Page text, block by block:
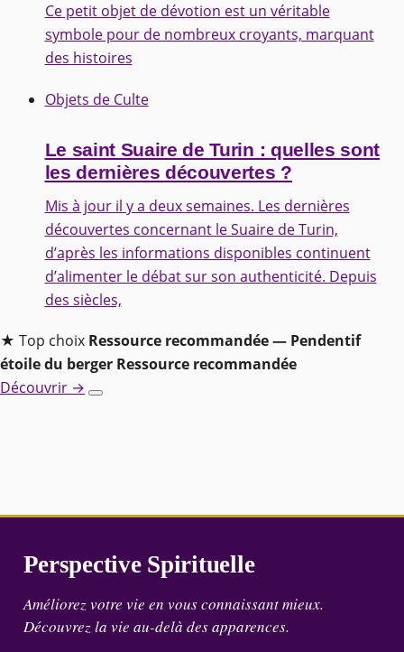
Ce petit objet de dévotion est un véritable
symbole pour de nombreux croyants, marquant
des histoires
Objets de Culte
Le saint Suaire de Turin : quelles sont
les dernières découvertes ?
Mis à jour il y a deux semaines. Les dernières
découvertes concernant le Suaire de Turin,
d’après les informations disponibles continuent
d’alimenter le débat sur son authenticité. Depuis
des siècles,
★ Top choix Ressource recommandée — Pendentif
étoile du berger Ressource recommandée
Découvrir →
Perspective Spirituelle
Améliorez votre vie en vous connaissant mieux.
Découvrez la vie au-delà des apparences.